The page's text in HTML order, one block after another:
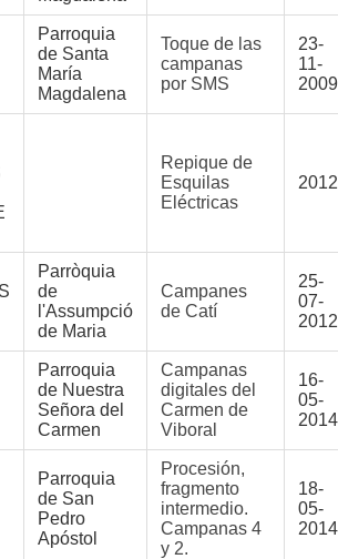
Parroquia
de Santa
María
Magdalena
Toque de las
campanas
por SMS
23-
11-
2009
Repique de
Esquilas
Eléctricas
2012
Parròquia
de
l'Assumpció
de Maria
Campanes
de Catí
25-
07-
2012
Parroquia
de Nuestra
Señora del
Carmen
Campanas
digitales del
Carmen de
Viboral
16-
05-
2014
Parroquia
de San
Pedro
Apóstol
Procesión,
fragmento
intermedio.
Campanas 4
y 2.
18-
05-
2014